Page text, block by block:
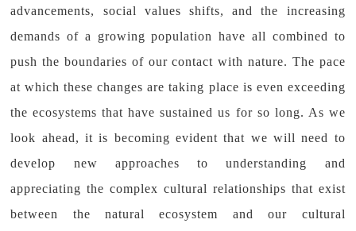
advancements, social values shifts, and the increasing
demands of a growing population have all combined to
push the boundaries of our contact with nature. The pace
at which these changes are taking place is even exceeding
the ecosystems that have sustained us for so long. As we
look ahead, it is becoming evident that we will need to
develop new approaches to understanding and
appreciating the complex cultural relationships that exist
between the natural ecosystem and our cultural